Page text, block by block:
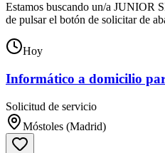
Estamos buscando un/a JUNIOR
de pulsar el botón de solicitar de
Hoy
Informático a domicilio
Solicitud de servicio
Móstoles (Madrid)